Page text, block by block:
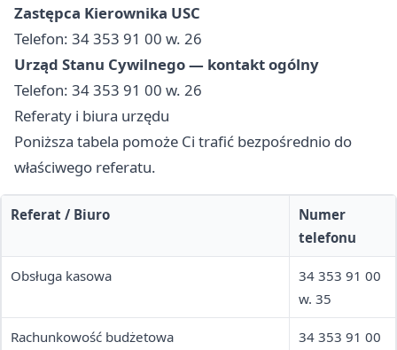
Zastępca Kierownika USC
Telefon: 34 353 91 00 w. 26
Urząd Stanu Cywilnego — kontakt ogólny
Telefon: 34 353 91 00 w. 26
Referaty i biura urzędu
Poniższa tabela pomoże Ci trafić bezpośrednio do
właściwego referatu.
Referat / Biuro
Numer
telefonu
Obsługa kasowa
34 353 91 00
w. 35
Rachunkowość budżetowa
34 353 91 00